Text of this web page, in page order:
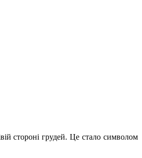
стороні грудей. Це стало символом